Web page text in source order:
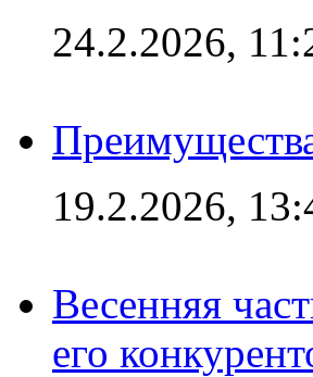
24.2.2026,
19.2.2026,
Весенняя
его